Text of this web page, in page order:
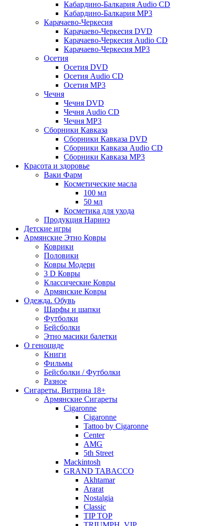
Кабардино-Балкария Audio CD
Кабардино-Балкария MP3
Карачаево-Черкесия
Карачаево-Черкесия DVD
Карачаево-Черкесия Audio CD
Карачаево-Черкесия MP3
Осетия
Осетия DVD
Осетия Audio CD
Осетия MP3
Чечня
Чечня DVD
Чечня Audio CD
Чечня MP3
Сборники Кавказа
Сборники Кавказа DVD
Сборники Кавказа Audio CD
Сборники Кавказа MP3
Красота и здоровье
Ваки Фарм
Косметические масла
100 мл
50 мл
Косметика для ухода
Продукция Наринэ
Детские игры
Армянские Этно Ковры
Коврики
Половики
Ковры Модерн
3 D Ковры
Классические Ковры
Армянские Ковры
Одежда. Обувь
Шарфы и шапки
Футболки
Бейсболки
Этно масики балетки
О геноциде
Книги
Фильмы
Бейсболки / Футболки
Разное
Сигареты. Витрина 18+
Армянские Сигареты
Cigaronne
Cigaronne
Tattoo by Cigaronne
Center
AMG
5th Street
Mackintosh
GRAND TABACCO
Akhtamar
Ararat
Nostalgia
Classic
TIP TOP